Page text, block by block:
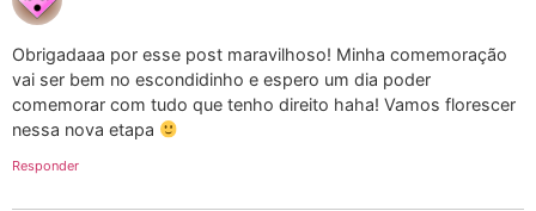
Obrigadaaa por esse post maravilhoso! Minha comemoração
vai ser bem no escondidinho e espero um dia poder
comemorar com tudo que tenho direito haha! Vamos florescer
nessa nova etapa
Responder